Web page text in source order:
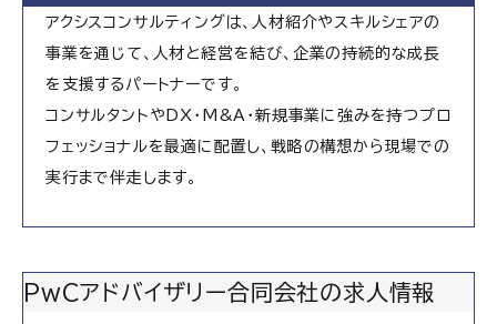
アクシスコンサルティングは、人材紹介やスキルシェアの
事業を通じて、人材と経営を結び、企業の持続的な成長
を支援するパートナーです。
コンサルタントやDX・M&A・新規事業に強みを持つプロ
フェッショナルを最適に配置し、戦略の構想から現場での
実行まで伴走します。
PwCアドバイザリー合同会社の求人情報